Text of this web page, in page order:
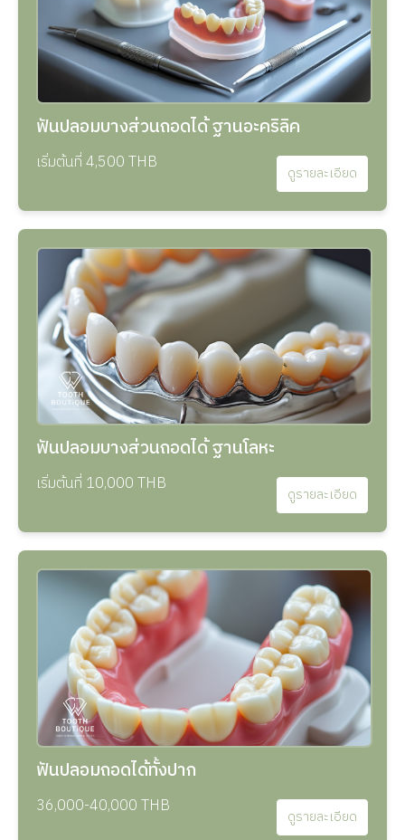
ฟันปลอมบางส่วนถอดได้ ฐานอะคริลิค
เริ่มต้นที่ 4,500 THB ดูรายละเอียด
ฟันปลอมบางส่วนถอดได้ ฐานโลหะ
เริ่มต้นที่ 10,000 THB ดูรายละเอียด
ฟันปลอมถอดได้ทั้งปาก
36,000-40,000 THB ดูรายละเอียด